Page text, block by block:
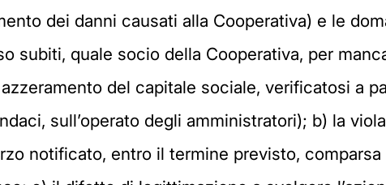
dei danni causati alla Cooperativa) e le
subiti, quale socio della Cooperativa, per
del capitale sociale, verificatosi a
sull’operato degli amministratori); b) la
notificato, entro il termine previsto,